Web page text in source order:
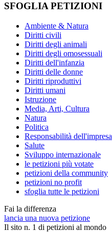
SFOGLIA PETIZIONI
Ambiente & Natura
Diritti civili
Diritti degli animali
Diritti degli omosessuali
Diritti dell'infanzia
Diritti delle donne
Diritti riproduttivi
Diritti umani
Istruzione
Media, Arti, Cultura
Natura
Politica
Responsabilità dell'impresa
Salute
Sviluppo internazionale
le petizioni più votate
petizioni della community
petizioni no profit
sfoglia tutte le petizioni
Fai la differenza
lancia una nuova petizione
Il sito n. 1 di petizioni al mondo